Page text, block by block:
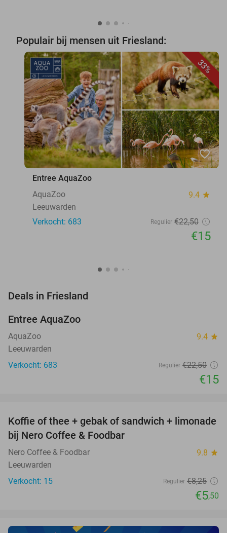
Populair bij mensen uit Friesland:
33%
favorite_border
Entree AquaZoo
AquaZoo
9.4 star
Leeuwarden
Verkocht: 683
Regulier €22,50
€15
Deals in Friesland
Entree AquaZoo
AquaZoo 9.4 star
Leeuwarden
Verkocht: 683
Regulier €22,50
€15
33%
TODAY
Koffie of thee + gebak of sandwich + limonade
bij Nero Coffee & Foodbar
Nero Coffee & Foodbar 9.8 star
Leeuwarden
Verkocht: 15
Regulier €8,25
€5,50